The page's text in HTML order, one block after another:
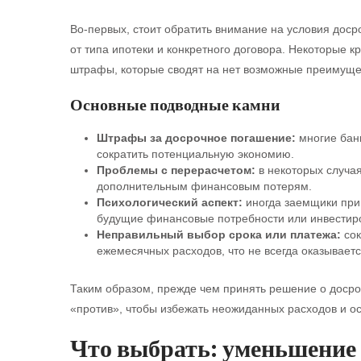
Во-первых, стоит обратить внимание на условия
от типа ипотеки и конкретного договора. Некоторые
штрафы, которые сводят на нет возможные
Основные подводные камни
Штрафы за досрочное погашение: многие
сократить потенциальную экономию.
Проблемы с перерасчетом: в некоторых
дополнительным финансовым потерям.
Психологический аспект: иногда заемщики
будущие финансовые потребности или
Неправильный выбор срока или платежа:
ежемесячных расходов, что не всегда
Таким образом, прежде чем принять решение о
«против», чтобы избежать неожиданных расходов и
Что выбрать: уменьшение